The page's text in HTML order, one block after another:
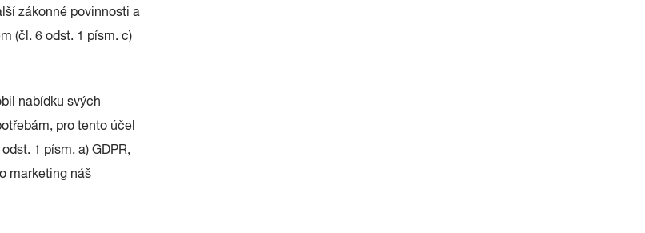
zákonné povinnosti a
(čl. 6 odst. 1 písm. c)
nabídku svých
pro tento účel
1 písm. a) GDPR,
marketing náš